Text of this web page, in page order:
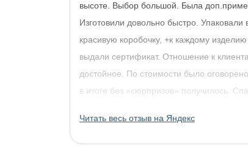
высоте. Выбор большой. Была
Изготовили довольно быстро. Упаковали
красивую коробочку, +к каждому изделию
выдали сертификат. Отношение к
достойное. По стоимости было оговорено
в итоге без «сюрпризов» получилось.
украшениями!
Читать весь отзыв на Яндекс